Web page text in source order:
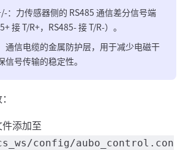
：力传感器侧的 RS485 通信差分信号端
接 T/R+，RS485- 接 T/R-）。
通信电缆的金属防护层，用于减少电磁干
信号传输的稳定性。
添加至
config/aubo_control.con